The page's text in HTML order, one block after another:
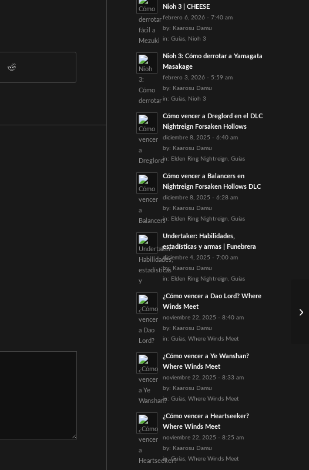
Nioh 3 | CHEESE
febrero 6, 2026 - 7:40 am
by: Kaarosu Damu
in: Guías, Nioh 3
Nioh 3: Cómo derrotar a Yamagata
Masakage
febrero 3, 2026 - 5:59 am
by: Kaarosu Damu
in: Guías, Nioh 3
Cómo vencer a Dreglord en el DLC
Nightreign Forsaken Hollows
diciembre 8, 2025 - 6:40 am
by: Kaarosu Damu
in: Elden Ring Nightreign, Guías
Cómo vencer a Balancers en
Nightreign Forsaken Hollows DLC
diciembre 8, 2025 - 6:28 am
by: Kaarosu Damu
in: Elden Ring Nightreign, Guías
Undertaker: Habilidades,
estadísticas y armas | Funebrera
diciembre 4, 2025 - 7:00 am
by: Kaarosu Damu
in: Elden Ring Nightreign, Guías
¿Cómo vencer a Dao Lord? Where
Winds Meet
noviembre 22, 2025 - 8:40 am
by: Kaarosu Damu
in: Guías, Where Winds Meet
¿Cómo vencer a Ye Wanshan?
Where Winds Meet
noviembre 22, 2025 - 8:33 am
by: Kaarosu Damu
in: Guías, Where Winds Meet
¿Cómo vencer a Heartseeker?
Where Winds Meet
noviembre 22, 2025 - 8:25 am
by: Kaarosu Damu
in:Guías, Where Winds Meet